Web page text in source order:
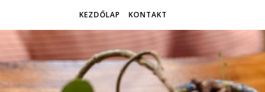
KEZDŐLAP KONTAKT